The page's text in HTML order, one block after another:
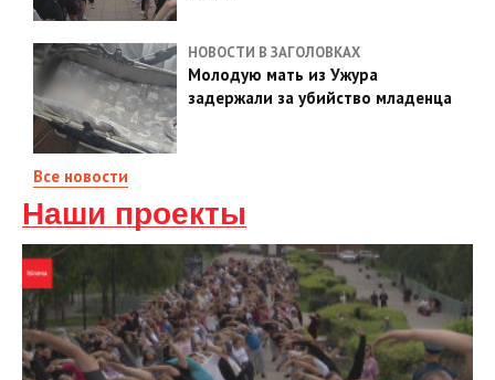
НОВОСТИ В ЗАГОЛОВКАХ
Молодую мать из Ужура
задержали за убийство младенца
Все новости
Наши проекты